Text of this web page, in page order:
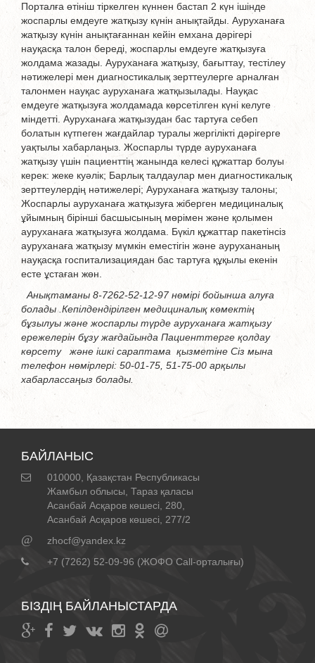
Порталға өтініш тіркелген күннен бастап 2 күн ішінде
жоспарлы емдеуге жатқызу күнін анықтайды. Ауруханаға
жатқызу күнін анықтағаннан кейін емхана дәрігері
науқасқа талон береді, жоспарлы емдеуге жатқызуға
жолдама жазады. Ауруханаға жатқызу, бағыттау, тестілеу
нәтижелері мен диагностикалық зерттеулерге арналған
талонмен науқас ауруханаға жатқызылады. Науқас
емдеуге жатқызуға жолдамада көрсетілген күні келуге
міндетті. Ауруханаға жатқызудан бас тартуға себеп
болатын күтпеген жағдайлар туралы жергілікті дәрігерге
уақтылы хабарлаңыз. Жоспарлы түрде ауруханаға
жатқызу үшін пациенттің жанында келесі құжаттар болуы
керек: жеке куәлік; Барлық талдаулар мен диагностикалық
зерттеулердің нәтижелері; Ауруханаға жатқызу талоны;
Жоспарлы ауруханаға жатқызуға жіберген медициналық
ұйымның бірінші басшысының мөрімен және қолымен
ауруханаға жатқызуға жолдама. Бүкіл құжаттар пакетінсіз
ауруханаға жатқызу мүмкін еместігін және аурухананың
науқасқа госпитализациядан бас тартуға құқылы екенін
есте ұстаған жөн.
Анықтаманы 8-7262-52-12-97 нөмірі бойынша алуға
болады .Кепілдендірілген медициналық көмектің
бұзылуы және жоспарлы түрде ауруханаға жатқызу
ережелерін бұзу жағдайында Пациенттерге қолдау
көрсету және ішкі сараптама қызметіне Сіз мына
телефон нөмірлері: 50-01-75, 51-75-00 арқылы
хабарлассаңыз болады.
БАЙЛАНЫС
010000, Қазақстан Республикасы
Жамбыл облысы, Тараз қаласы
Асанбай Асқаров көшесі, 280,
Асанбай Асқаров көшесі, 277/2
@
zhocf@yandex.kz
+7 (7262) 52-09-96 (ЖОФО Call-орталығы)
БІЗДІҢ БАЙЛАНЫСТАРДА